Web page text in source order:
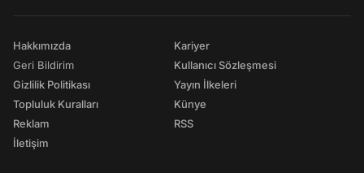
Hakkımızda
Geri Bildirim
Gizlilik Politikası
Topluluk Kuralları
Reklam
İletişim
Kariyer
Kullanıcı Sözleşmesi
Yayın İlkeleri
Künye
RSS